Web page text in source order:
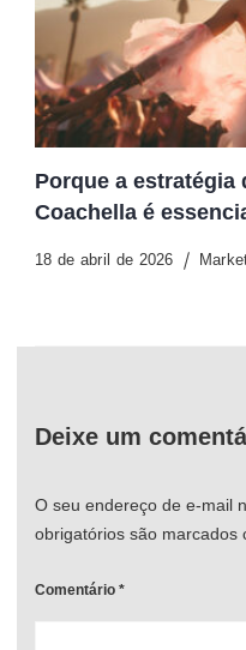
Porque a estratégia
Coachella é
18 de abril de 2026
Deixe um
O seu endereço de e-mail
obrigatórios são marcados
Comentário *